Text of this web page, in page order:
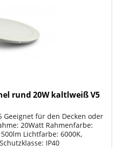
rund 20W kaltlweiß V5
Geeignet für den Decken oder
20Watt Rahmenfarbe:
Lichtfarbe: 6000K,
IP40